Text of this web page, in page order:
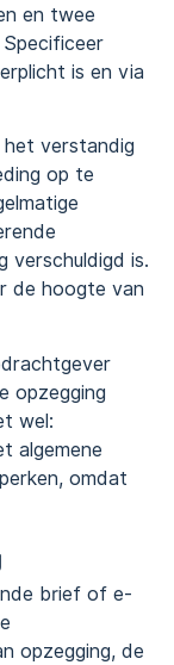
en twee
Specificeer
is en via
verstandig
op te
verschuldigd is.
de hoogte van
opzegging
wel:
algemene
omdat
brief of e-
opzegging, de